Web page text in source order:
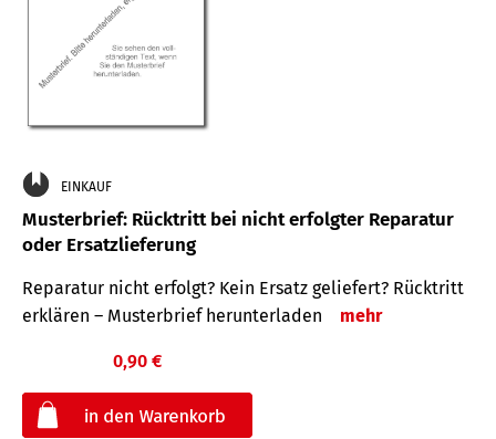
EINKAUF
Musterbrief: Rücktritt bei nicht erfolgter Reparatur
oder Ersatzlieferung
Reparatur nicht erfolgt? Kein Ersatz geliefert? Rücktritt
erklären – Musterbrief herunterladen
mehr
0,90 €